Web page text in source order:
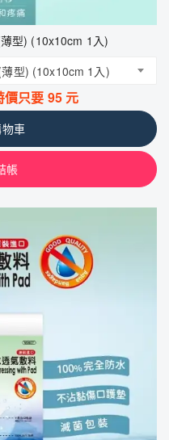
型) (10x10cm 1入)
型) (10x10cm 1入)
價只要 95元
車
帳